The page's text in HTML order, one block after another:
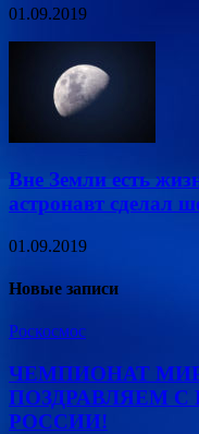
01.09.2019
Вне Земли есть
астронавт сделал
01.09.2019
Новые записи
Роскосмос
ЧЕМПИОНАТ
ПОЗДРАВЛЯЕМ
РОССИИ!